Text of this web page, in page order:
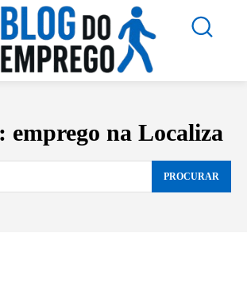
emprego na Localiza
PROCURAR